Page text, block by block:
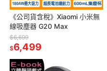
《公司貨含稅》Xiaomi 小米無
線吸塵器 G20 Max
$6,699
$6,499